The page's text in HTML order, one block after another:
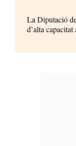
La Diputació
d’alta